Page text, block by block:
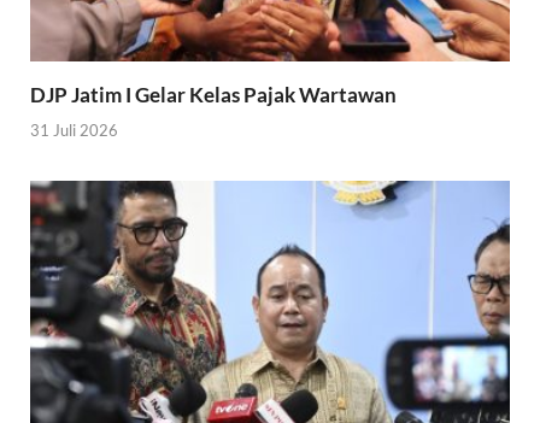
DJP Jatim I Gelar Kelas Pajak Wartawan
31 Juli 2026